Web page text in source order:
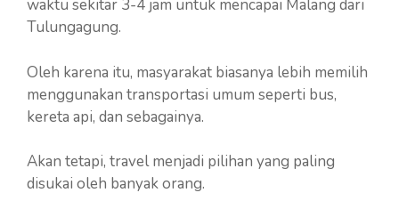
waktu sekitar 3-4 jam untuk mencapai Malang dari
Tulungagung.
Oleh karena itu, masyarakat biasanya lebih memilih
menggunakan transportasi umum seperti bus,
kereta api, dan sebagainya.
Akan tetapi, travel menjadi pilihan yang paling
disukai oleh banyak orang.